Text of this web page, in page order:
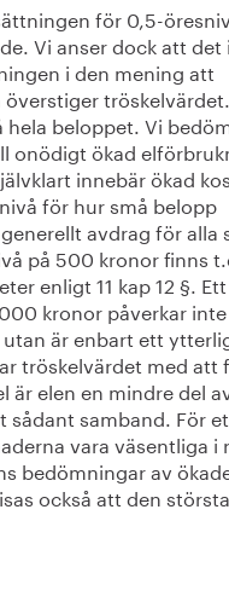
för 0,5-
Vi anser dock att det
i den mening att
beloppet. Vi
onödigt ökad
innebär ökad
för hur små belopp
avdrag för alla
på 500 kronor finns
enligt 11 kap 12 §. Ett
kronor påverkar
är enbart ett
tröskelvärdet med att
är elen en mindre del
sådant samband. För
vara väsentliga i
bedömningar av
också att den största